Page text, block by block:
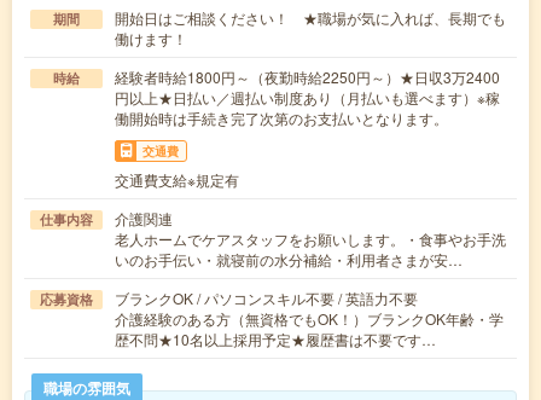
期間
開始日はご相談ください！ ★職場が気に入れば、長期でも
働けます！
時給
経験者時給1800円～（夜勤時給2250円～）★日収3万2400
円以上★日払い／週払い制度あり（月払いも選べます）※稼
働開始時は手続き完了次第のお支払いとなります。
交通費
交通費支給※規定有
仕事内容
介護関連
老人ホームでケアスタッフをお願いします。・食事やお手洗
いのお手伝い・就寝前の水分補給・利用者さまが安…
応募資格
ブランクOK / パソコンスキル不要 / 英語力不要
介護経験のある方（無資格でもOK！）ブランクOK年齢・学
歴不問★10名以上採用予定★履歴書は不要です…
職場の雰囲気